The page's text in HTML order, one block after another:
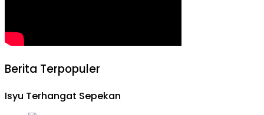
Berita Terpopuler
Isyu Terhangat Sepekan